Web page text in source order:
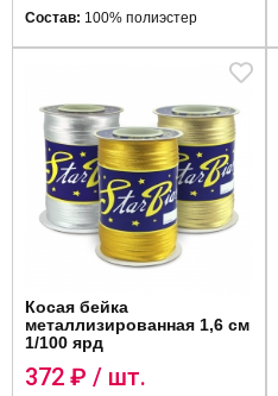
Состав: 100% полиэстер
Косая бейка
металлизированная 1,6 см
1/100 ярд
372 ₽ / шт.